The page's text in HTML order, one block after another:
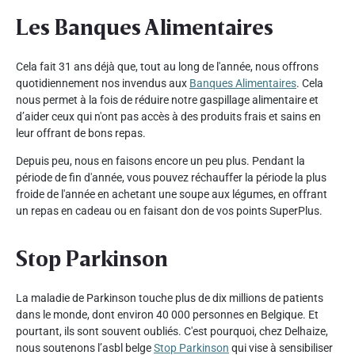
Les Banques Alimentaires
Cela fait 31 ans déjà que, tout au long de l'année, nous offrons
quotidiennement nos invendus aux Banques Alimentaires. Cela
nous permet à la fois de réduire notre gaspillage alimentaire et
d’aider ceux qui n'ont pas accès à des produits frais et sains en
leur offrant de bons repas.
Depuis peu, nous en faisons encore un peu plus. Pendant la
période de fin d'année, vous pouvez réchauffer la période la plus
froide de l'année en achetant une soupe aux légumes, en offrant
un repas en cadeau ou en faisant don de vos points SuperPlus.
Stop Parkinson
La maladie de Parkinson touche plus de dix millions de patients
dans le monde, dont environ 40 000 personnes en Belgique. Et
pourtant, ils sont souvent oubliés. C'est pourquoi, chez Delhaize,
nous soutenons l’asbl belgeStop Parkinson qui vise à sensibiliser